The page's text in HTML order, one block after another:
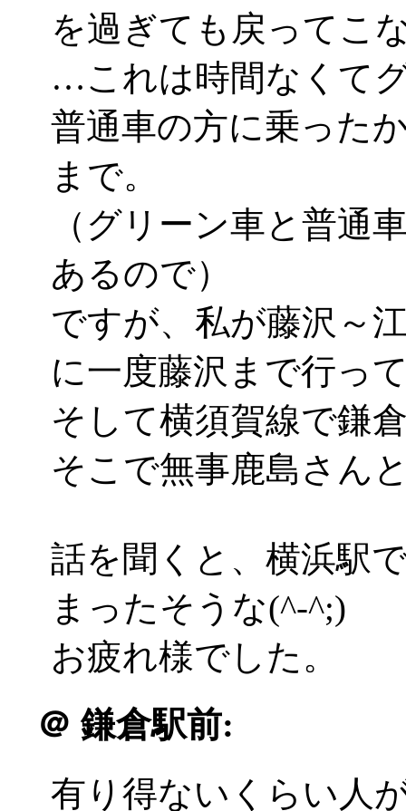
を過ぎても戻ってこ
…これは時間なくて
普通車の方に乗った
まで。
（グリーン車と普通
あるので）
ですが、私が藤沢～
に一度藤沢まで行っ
そして横須賀線で鎌
そこで無事鹿島さん
話を聞くと、横浜駅
まったそうな(^-^;)
お疲れ様でした。
＠ 鎌倉駅前:
有り得ないくらい人